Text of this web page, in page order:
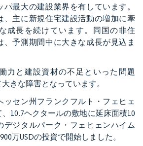
パ最大の建設業界を有しています。
、主に新規住宅建設活動の増加に牽
成長を続けています。同国の非住
、予測期間中に大きな成長が見込ま
力と建設資材の不足といった問題
きな障害となっています。
ッセン州フランクフルト・フェヒェ
10.7ヘクタールの敷地に延床面積10
デジタルパーク・フェヒェンハイム
万USDの投資で開始しました。